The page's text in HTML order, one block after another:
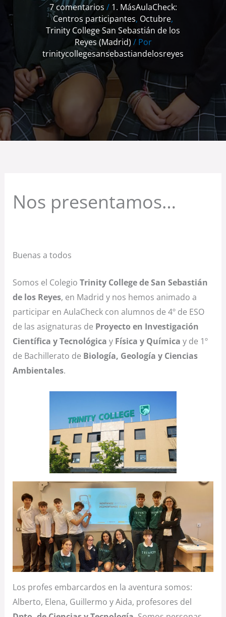
7 comentarios / 1. MásAulaCheck:
Centros participantes, Octubre,
Trinity College San Sebastián de los
Reyes (Madrid) / Por
trinitycollegesansebastiandelosreyes
Nos presentamos…
Buenas a todos
Somos el Colegio Trinity College de San Sebastián
de los Reyes, en Madrid y nos hemos animado a
participar en AulaCheck con alumnos de 4º de ESO
de las asignaturas de Proyecto en Investigación
Científica y Tecnológica y Física y Química y de 1º
de Bachillerato de Biología, Geología y Ciencias
Ambientales.
Los profes embarcardos en la aventura somos:
Alberto, Elena, Guillermo y Aida, profesores del